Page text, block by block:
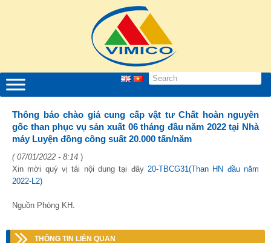
Thông báo chào giá cung cấp vật tư Chất hoàn nguyên
gốc than phục vụ sản xuất 06 tháng đầu năm 2022 tại Nhà
máy Luyện đồng công suất 20.000 tấn/năm
( 07/01/2022 - 8:14 )
Xin mời quý vị tải nội dung tại đây 20-TBCG31(Than HN đầu năm
2022-L2)
Nguồn Phòng KH.
THÔNG TIN LIÊN QUAN